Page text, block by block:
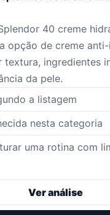
40 creme
opção de creme
textura, ingredientes
da pele.
a listagem
nesta categoria
uma rotina com
Ver análise